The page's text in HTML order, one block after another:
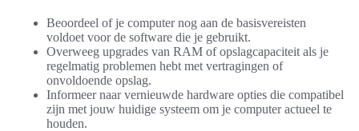
Beoordeel of je computer nog aan de basisvereisten
voldoet voor de software die je gebruikt.
Overweeg upgrades van RAM of opslagcapaciteit als je
regelmatig problemen hebt met vertragingen of
onvoldoende opslag.
Informeer naar vernieuwde hardware opties die compatibel
zijn met jouw huidige systeem om je computer actueel te
houden.